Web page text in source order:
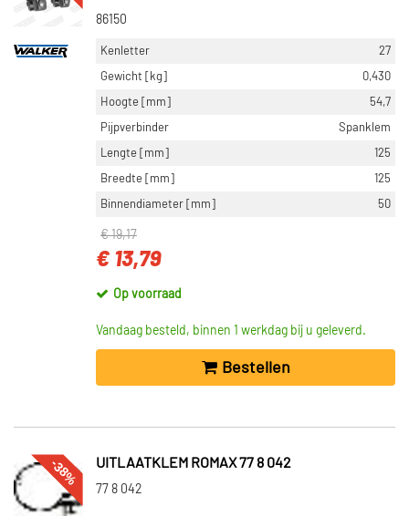
86150
Kenletter
27
Gewicht [kg]
0,430
Hoogte [mm]
54,7
Pijpverbinder
Spanklem
Lengte [mm]
125
Breedte [mm]
125
Binnendiameter [mm]
50
€ 19,17
€ 13,79
Op voorraad
Vandaag besteld, binnen 1 werkdag bij u geleverd.
Bestellen
-38% UITLAATKLEM ROMAX 77 8 042
77 8 042